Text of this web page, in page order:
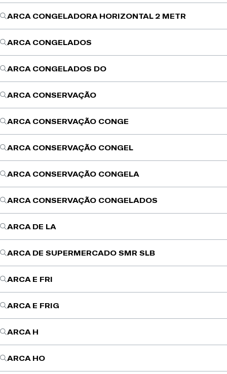
ARCA CONGELADORA HORIZONTAL 2 METR
ARCA CONGELADOS
ARCA CONGELADOS DO
ARCA CONSERVAÇÃO
ARCA CONSERVAÇÃO CONGE
ARCA CONSERVAÇÃO CONGEL
ARCA CONSERVAÇÃO CONGELA
ARCA CONSERVAÇÃO CONGELADOS
ARCA DE LA
ARCA DE SUPERMERCADO SMR SLB
ARCA E FRI
ARCA E FRIG
ARCA H
ARCA HO